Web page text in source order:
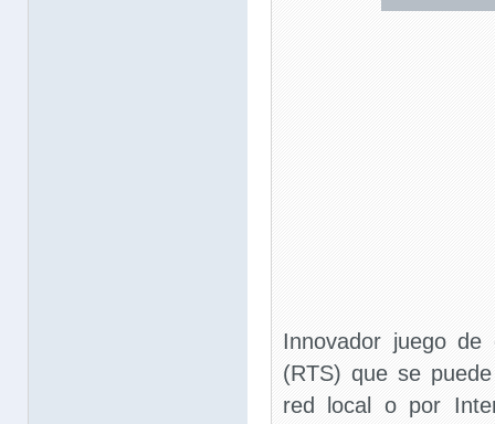
Innovador juego
(RTS) que se
red local o por